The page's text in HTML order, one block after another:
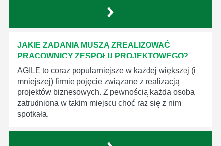
JAKIE ZADANIA MUSZĄ ZREALIZOWAĆ
PRACOWNICY ZESPOŁU PROJEKTOWEGO?
AGILE to coraz popularniejsze w każdej większej (i
mniejszej) firmie pojęcie związane z realizacją
projektów biznesowych. Z pewnością każda osoba
zatrudniona w takim miejscu choć raz się z nim
spotkała.